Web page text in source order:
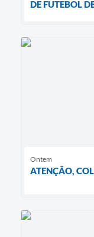
DE FUTEBOL
Ontem
ATENÇÃO,